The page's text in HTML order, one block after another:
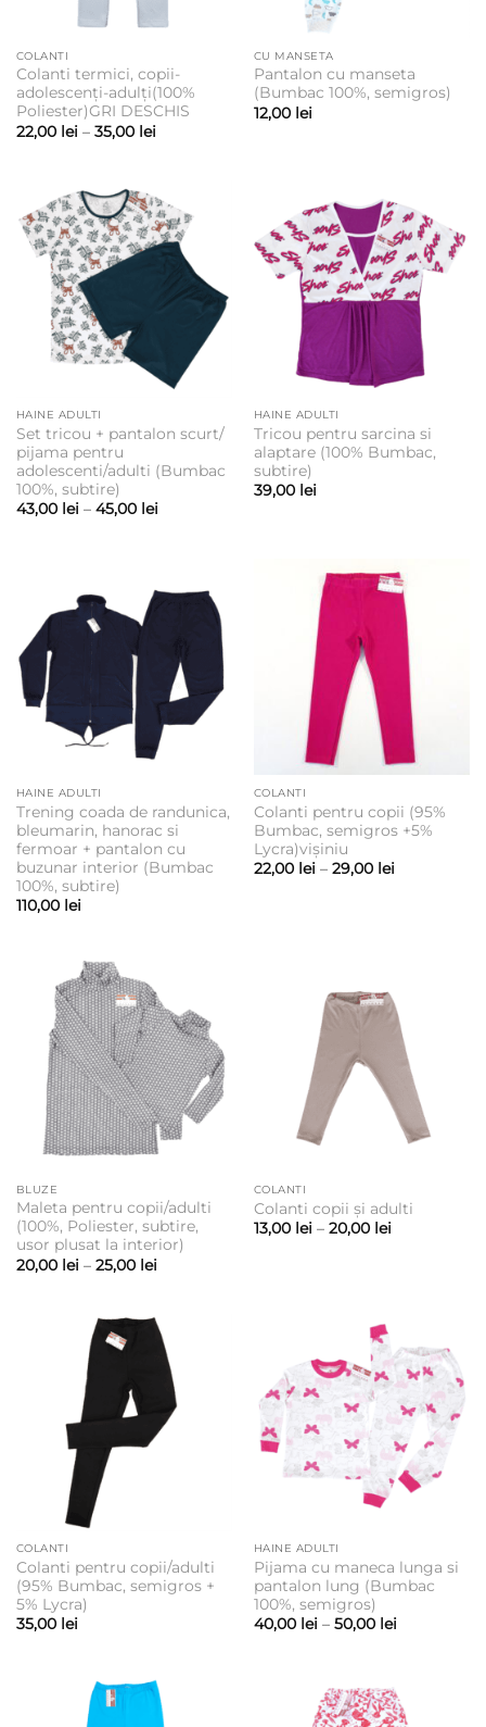
COLANTI
Colanti termici, copii-
adolescenți-adulți(100%
Poliester)GRI DESCHIS
22,00 lei – 35,00 leiInterval
la
35,00 lei
CU MANSETA
Pantalon cu manseta
(Bumbac 100%, semigros)
12,00 lei
HAINE ADULTI
Set tricou + pantalon scurt/
pijama pentru
adolescenti/adulti (Bumbac
100%, subtire)
43,00 lei – 45,00 leiInterval
45,00 lei
HAINE ADULTI
Tricou pentru sarcina si
alaptare (100% Bumbac,
subtire)
39,00 lei
HAINE ADULTI
Trening coada de randunica,
bleumarin, hanorac si
fermoar + pantalon cu
buzunar interior (Bumbac
100%, subtire)
110,00 lei
COLANTI
Colanti pentru copii (95%
Bumbac, semigros +5%
Lycra)vișiniu
22,00 lei – 29,00 leiInterval
BLUZE
Maleta pentru copii/adulti
(100%, Poliester, subtire,
usor plusat la interior)
20,00 lei – 25,00 leiInterval
până
la
25,00 lei
COLANTI
Colanti copii și adulti
13,00 lei – 20,00 leiInterval
COLANTI
Colanti pentru copii/adulti
(95% Bumbac, semigros +
5% Lycra)
35,00 lei
HAINE ADULTI
Pijama cu maneca lunga si
pantalon lung (Bumbac
100%, semigros)
40,00 lei – 50,00 leiInterval
la
50,00 lei